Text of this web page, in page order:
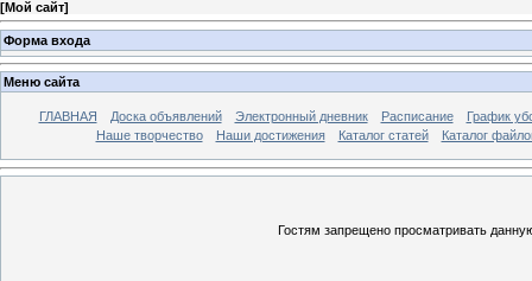
[Мой сайт]
Форма входа
Меню сайта
ГЛАВНАЯ Доска объявлений Электронный дневник Расписание
График
Наше творчество
Наши достижения Каталог статей Каталог
Гостям запрещено просматривать